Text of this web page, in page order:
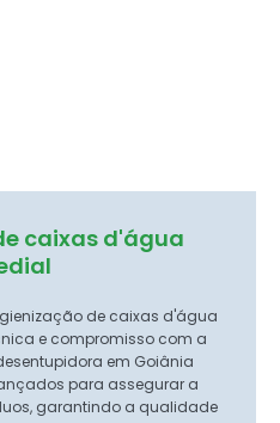
caixas d'água
de caixas d'água
e compromisso com a
em Goiânia
para assegurar a
garantindo a qualidade